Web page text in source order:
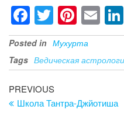
F
a
c
e
b
T
wi
tt
er
Pi
nt
er
e
E
m
ail
Posted in Мухурта
Tags Ведическая
Post
Previous
Post
PREVIOUS
Школа Тантра-Джйотиша